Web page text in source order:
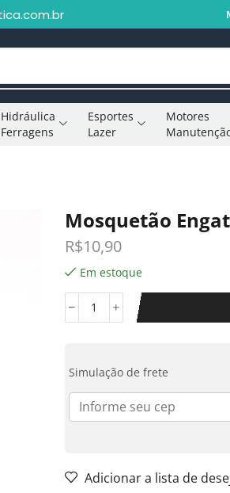
Hidráulica
Ferragens
Esportes
Lazer
Motores
Mosquetão
R$10,90
Em estoque
Simulação de frete
Adicionar a lista de